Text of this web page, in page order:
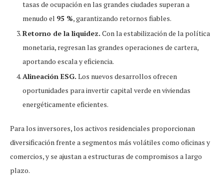
tasas de ocupación en las grandes ciudades superan a
menudo el 95 %, garantizando retornos fiables.
Retorno de la liquidez. Con la estabilización de la política
monetaria, regresan las grandes operaciones de cartera,
aportando escala y eficiencia.
Alineación ESG. Los nuevos desarrollos ofrecen
oportunidades para invertir capital verde en viviendas
energéticamente eficientes.
Para los inversores, los activos residenciales proporcionan
diversificación frente a segmentos más volátiles como oficinas y
comercios, y se ajustan a estructuras de compromisos a largo
plazo.